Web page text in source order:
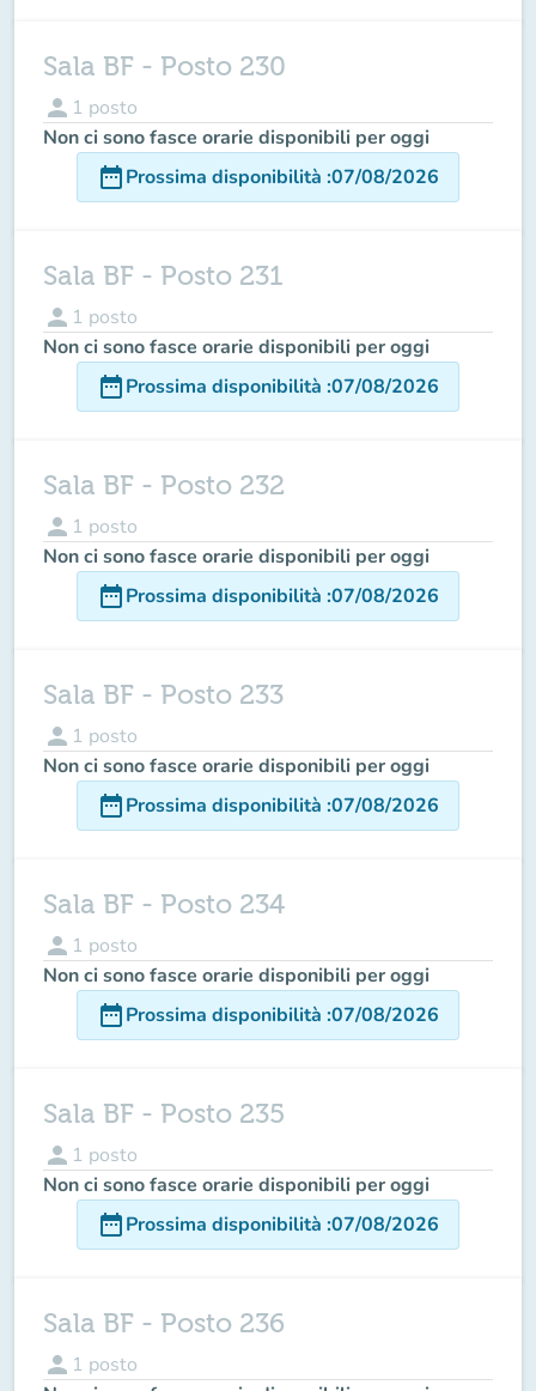
Sala BF - Posto 230
person 1 posto
Non ci sono fasce orarie disponibili per oggi
date_rangeProssima disponibilità :07/08/2026
Sala BF - Posto 231
person 1 posto
Non ci sono fasce orarie disponibili per oggi
date_rangeProssima disponibilità :07/08/2026
Sala BF - Posto 232
person 1 posto
Non ci sono fasce orarie disponibili per oggi
date_rangeProssima disponibilità :07/08/2026
Sala BF - Posto 233
person 1 posto
Non ci sono fasce orarie disponibili per oggi
date_rangeProssima disponibilità :07/08/2026
Sala BF - Posto 234
person 1 posto
Non ci sono fasce orarie disponibili per oggi
date_rangeProssima disponibilità :07/08/2026
Sala BF - Posto 235
person 1 posto
Non ci sono fasce orarie disponibili per oggi
date_rangeProssima disponibilità :07/08/2026
Sala BF - Posto 236
person 1 posto